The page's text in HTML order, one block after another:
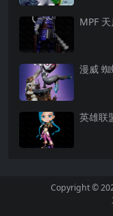
MPF 天
漫威
英雄联
Copyright ©